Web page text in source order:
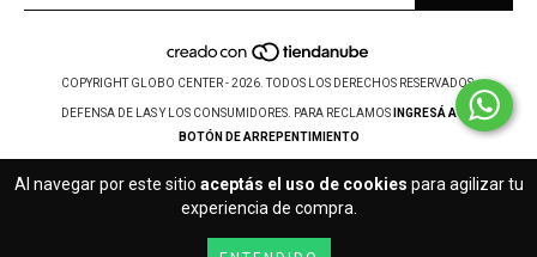
Al navegar por este sitio aceptás el uso de cookies para agilizar tu
experiencia de compra.
COPYRIGHT GLOBO CENTER - 2026. TODOS LOS DERECHOS RESERVADOS.
DEFENSA DE LAS Y LOS CONSUMIDORES. PARA RECLAMOS
INGRESÁ ACÁ.
BOTÓN DE ARREPENTIMIENTO